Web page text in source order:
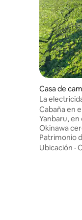
Casa de
Kunigami
La
espacio.
Cabaña
Nacional de
Cabaña en
Yanbaru, en
Okinawa
Patrimonio
UNESCO.
Ubicación ·